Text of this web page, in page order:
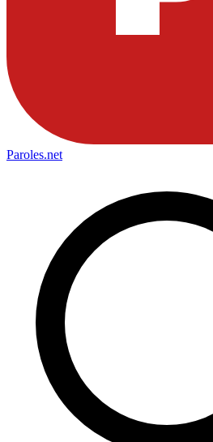
Paroles.net